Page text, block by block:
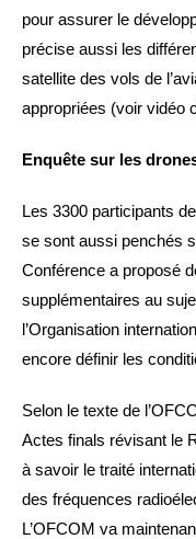
pour assurer le
précise aussi les
satellite des vols de
appropriées (voir vidéo
Enquête sur les
Les 3300 participants
se sont aussi penchés
Conférence a proposé
supplémentaires au
l’Organisation
encore définir les
Selon le texte de
Actes finals révisant le
à savoir le traité
des fréquences
L’OFCOM va